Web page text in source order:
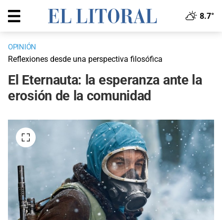
8.7°
OPINIÓN
Reflexiones desde una perspectiva filosófica
El Eternauta: la esperanza ante la
erosión de la comunidad